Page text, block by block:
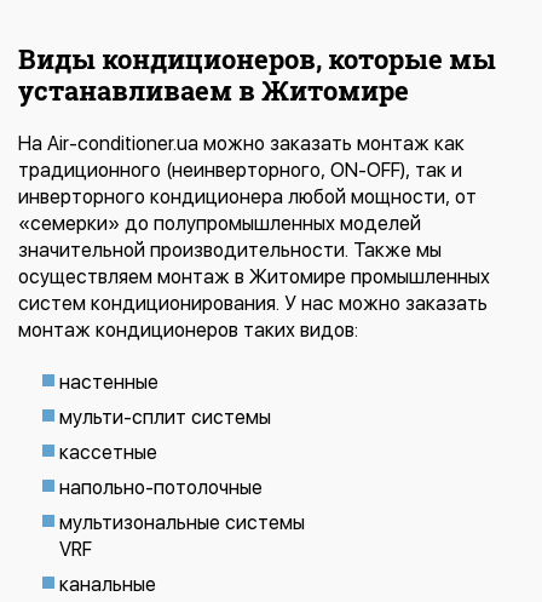
Виды кондиционеров, которые мы
устанавливаем в Житомире
На Air-conditioner.ua можно заказать монтаж как
традиционного (неинверторного, ON-OFF), так и
инверторного кондиционера любой мощности, от
«семерки» до полупромышленных моделей
значительной производительности. Также мы
осуществляем монтаж в Житомире промышленных
систем кондиционирования. У нас можно заказать
монтаж кондиционеров таких видов:
настенные
мульти-сплит системы
кассетные
напольно-потолочные
мультизональные системы
VRF
канальные